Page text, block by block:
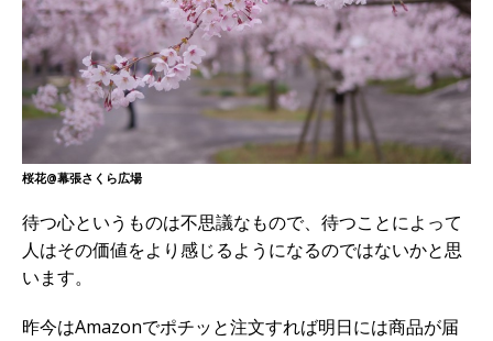
桜花@幕張さくら広場
待つ心というものは不思議なもので、待つことによって
人はその価値をより感じるようになるのではないかと思
います。
昨今はAmazonでポチッと注文すれば明日には商品が届